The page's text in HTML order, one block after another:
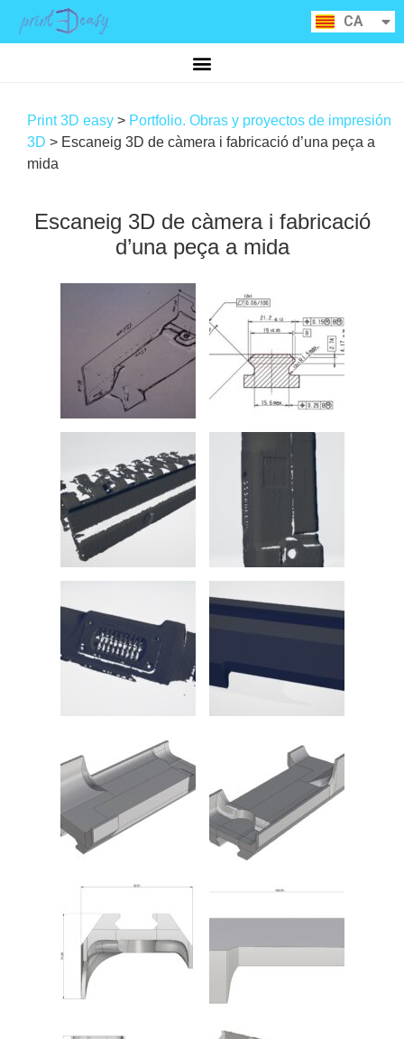
CA
ES
RU
Print 3D easy > Portfolio. Obras y proyectos de impresión
3D > Escaneig 3D de càmera i fabricació d’una peça a
mida
Escaneig 3D de càmera i fabricació
d’una peça a mida